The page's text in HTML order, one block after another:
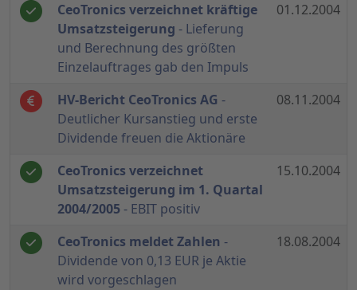
CeoTronics verzeichnet kräftige
Umsatzsteigerung - Lieferung
und Berechnung des größten
Einzelauftrages gab den Impuls
01.12.2004
HV-Bericht CeoTronics AG -
Deutlicher Kursanstieg und erste
Dividende freuen die Aktionäre
08.11.2004
CeoTronics verzeichnet
Umsatzsteigerung im 1. Quartal
2004/2005- EBIT positiv
15.10.2004
CeoTronics meldet Zahlen -
Dividende von 0,13 EUR je Aktie
wird vorgeschlagen
18.08.2004